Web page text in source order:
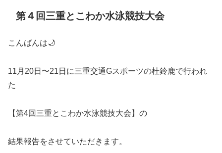
第４回三重とこわか水泳競技大会
こんばんは🌙
11月20日〜21日に三重交通Gスポーツの杜鈴鹿で行われ
た
【第4回三重とこわか水泳競技大会】の
結果報告をさせていただきます。